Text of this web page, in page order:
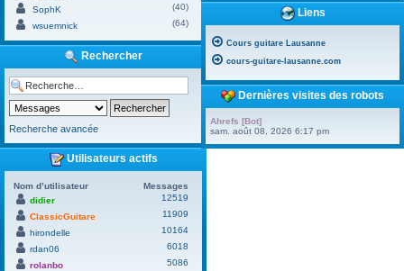
SophK
(40)
wsuemnick
(64)
Rechercher
Recherche avancée
Utilisateurs actifs
Nom d’utilisateur
Messages
didier
12519
ClassicGuitare
11909
hirondelle
10164
rdan06
6018
rolanbo
5086
Liens
Cours guitare Lausanne
cours-guitare-lausanne.com
Dernières visites des robots
Ahrefs [Bot]
sam. août 08, 2026 6:17 pm